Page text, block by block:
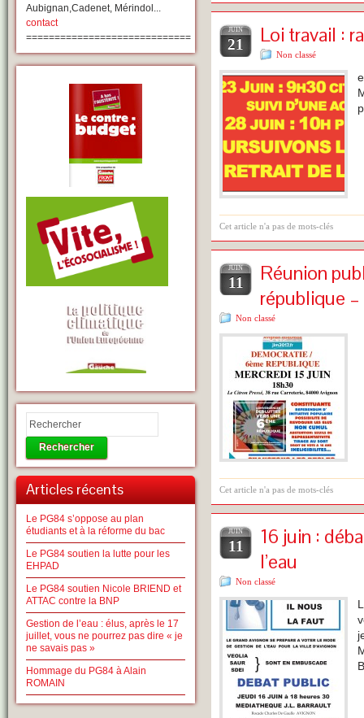
Aubignan,Cadenet, Mérindol...
contact
=============================
Rechercher
Articles récents
Le PG84 s’oppose au plan
étudiants et à la réforme du bac
Le PG84 soutien la lutte pour les
EHPAD
Le PG84 soutien Nicole BRIEND et
ATTAC contre la BNP
Gestion de l’eau : élus, après le 17
juillet, vous ne pourrez pas dire « je
ne savais pas »
Hommage du PG84 à Alain
ROMAIN
JUIN
21 Loi travail :
Non classé
Cet article n'a pas de mots-clés
JUIN
11
Réunion
république
Non classé
Cet article n'a pas de mots-clés
JUIN
11
16 juin :
l’eau
Non classé